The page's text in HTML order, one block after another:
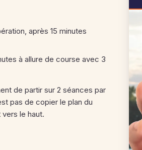
après 15 minutes
à allure de course avec 3
de partir sur 2 séances par
pas de copier le plan du
le haut.